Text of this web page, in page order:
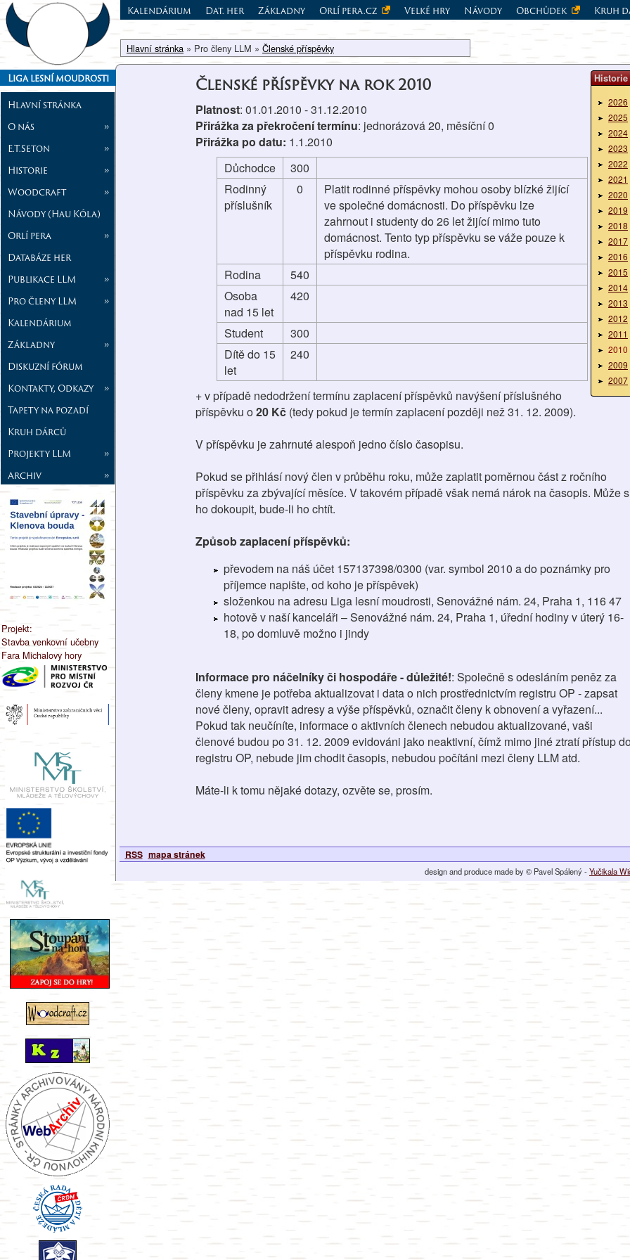
Liga lesní moudrosti
Hlavní stránka
O nás
»
E.T.Seton
»
Historie
»
Woodcraft
»
Návody (Hau Kóla)
Orlí pera
»
Databáze her
Publikace LLM
»
Pro členy LLM
»
Kalendárium
Základny
»
Diskuzní fórum
Kontakty, Odkazy
»
Tapety na pozadí
Kruh dárců
Projekty LLM
»
Archiv
»
Projekt:
Stavba venkovní učebny
Fara Michalovy hory
Kalendárium Dat. her Základny Orlí pera.cz Velké hry Návody Obchůdek Kruh
Hlavní stránka » Pro členy LLM » Členské příspěvky
Historie
2026
2025
2024
2023
2022
2021
2020
2019
2018
2017
2016
2015
2014
2013
2012
2011
2010
2009
2007
Členské příspěvky na rok 2010
Platnost: 01.01.2010 - 31.12.2010
Přirážka za překročení termínu: jednorázová 20, měsíční 0
Přirážka po datu: 1.1.2010
Důchodce
300
Rodinný
příslušník
0
Platit rodinné příspěvky mohou osoby blízké žijící
ve společné domácnosti. Do příspěvku lze
zahrnout i studenty do 26 let žijící mimo tuto
domácnost. Tento typ příspěvku se váže pouze k
příspěvku rodina.
Rodina
540
Osoba
nad 15 let
420
Student
300
Dítě do 15
let
240
+ v případě nedodržení termínu zaplacení příspěvků navýšení příslušného
příspěvku o20 Kč(tedy pokud je termín zaplacení později než 31. 12. 2009).
V příspěvku je zahrnuté alespoň jedno číslo časopisu.
Pokud se přihlásí nový člen v průběhu roku, může zaplatit poměrnou část z ročního
příspěvku za zbývající měsíce. V takovém případě však nemá nárok na časopis. Může
ho dokoupit, bude-li ho chtít.
Způsob zaplacení příspěvků:
převodem na náš účet 157137398/0300 (var. symbol 2010 a do poznámky pro
příjemce napište, od koho je příspěvek)
složenkou na adresu Liga lesní moudrosti, Senovážné nám. 24, Praha 1, 116 47
hotově v naší kanceláři – Senovážné nám. 24, Praha 1, úřední hodiny v úterý 16-
18, po domluvě možno i jindy
Informace pro náčelníky či hospodáře - důležité!: Společně s odesláním peněz za
členy kmene je potřeba aktualizovat i data o nich prostřednictvím registru OP - zapsat
nové členy, opravit adresy a výše příspěvků, označit členy k obnovení a vyřazení...
Pokud tak neučíníte, informace o aktivních členech nebudou aktualizované, vaši
členové budou po 31. 12. 2009 evidováni jako neaktivní, čímž mimo jiné ztratí přístup
registru OP, nebude jim chodit časopis, nebudou počítáni mezi členy LLM atd.
Máte-li k tomu nějaké dotazy, ozvěte se, prosím.
RSS mapa stránek
design and produce made by © Pavel Spálený -Yučikala